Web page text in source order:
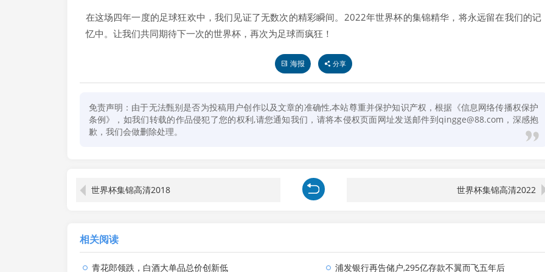
在这场四年一度的足球狂欢中，我们见证了无数次的精彩瞬间。2022年世界杯的集锦精华，将永远留在我们的记
忆中。让我们共同期待下一次的世界杯，再次为足球而疯狂！
海报 分享
免责声明：由于无法甄别是否为投稿用户创作以及文章的准确性,本站尊重并保护知识产权，根据《信息网络传播权保护
条例》，如我们转载的作品侵犯了您的权利,请您通知我们，请将本侵权页面网址发送邮件到qingge@88.com，深感抱
歉，我们会做删除处理。
世界杯集锦高清2018 世界杯集锦高清2022
相关阅读
青花郎领跌，白酒大单品总价创新低 浦发银行再告储户,295亿存款不翼而飞五年后